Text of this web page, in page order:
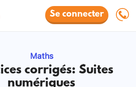
Se connecter
Maths
corrigés: Suites
numériques